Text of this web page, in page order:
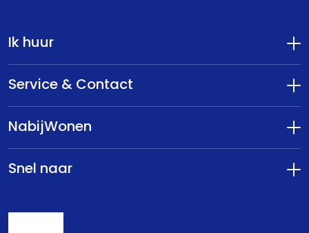
Ik huur
Service & Contact
NabijWonen
Snel naar